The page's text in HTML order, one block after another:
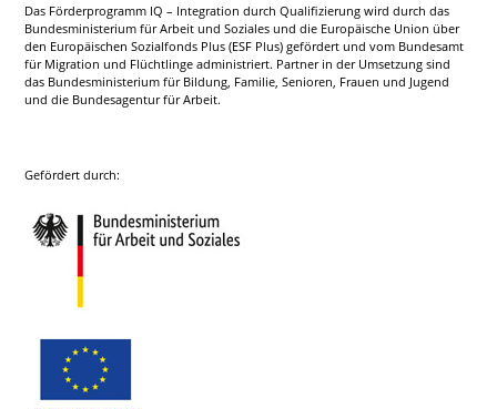
Das Förderprogramm IQ – Integration durch Qualifizierung wird durch das
Bundesministerium für Arbeit und Soziales und die Europäische Union über
den Europäischen Sozialfonds Plus (ESF Plus) gefördert und vom Bundesamt
für Migration und Flüchtlinge administriert. Partner in der Umsetzung sind
das Bundesministerium für Bildung, Familie, Senioren, Frauen und Jugend
und die Bundesagentur für Arbeit.
Gefördert durch: